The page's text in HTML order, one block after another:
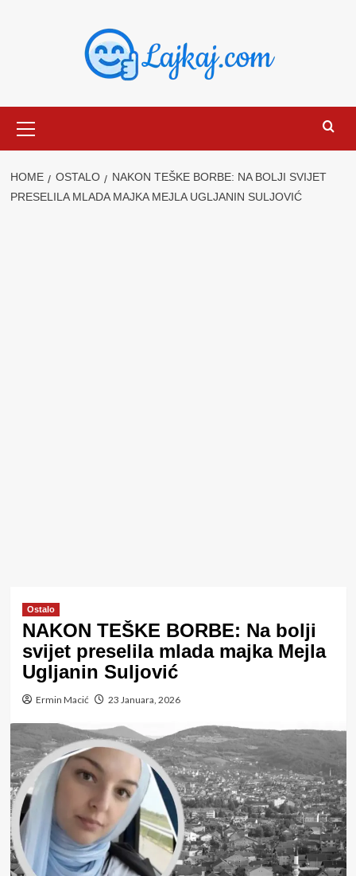
Menu
HOME OSTALO
NAKON TEŠKE BORBE: NA BOLJI SVIJET
PRESELILA MLADA MAJKA MEJLA UGLJANIN SULJOVIĆ
Ostalo
NAKON TEŠKE BORBE: Na bolji
svijet preselila mlada majka Mejla
Ugljanin Suljović
Ermin Macić 23 Januara, 2026